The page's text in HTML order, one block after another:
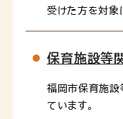
受けた方を対象
保育施設等
福岡市保育施設
ています。